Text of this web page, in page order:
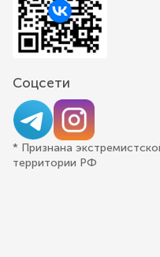
Соцсети
* Признана
территории РФ